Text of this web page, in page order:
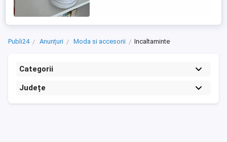
Publi24 Anunțuri Moda si accesorii Incaltaminte
Categorii
Județe